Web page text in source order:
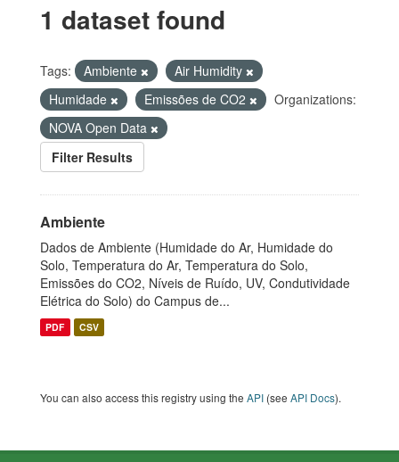
1 dataset found
Tags: Ambiente
Air Humidity
Humidade
Emissões de CO2
Organizations:
NOVA Open Data
Filter Results
Ambiente
Dados de Ambiente (Humidade do Ar, Humidade do
Solo, Temperatura do Ar, Temperatura do Solo,
Emissões do CO2, Níveis de Ruído, UV, Condutividade
Elétrica do Solo) do Campus de...
PDF CSV
You can also access this registry using the API (see API Docs).